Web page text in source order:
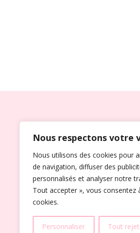
Nous respectons votre
Nous utilisons des cookies pour
de navigation, diffuser des
personnalisés et analyser notre
Tout accepter », vous consentez
cookies.
Personnaliser Tout
OFFICIANT
Riche d’une
correspondra à vos
répondre à vos
de leur préparatif.
ACCUEIL À PROPOS